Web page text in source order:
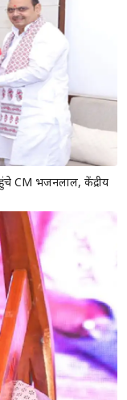
CM भजनलाल, केंद्रीय